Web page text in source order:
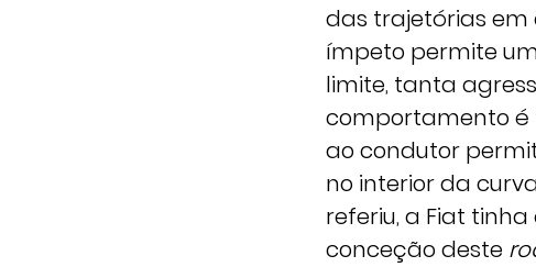
das trajetórias em
ímpeto permite
limite, tanta
comportamento é
ao condutor
no interior da
referiu, a Fiat
conceção deste